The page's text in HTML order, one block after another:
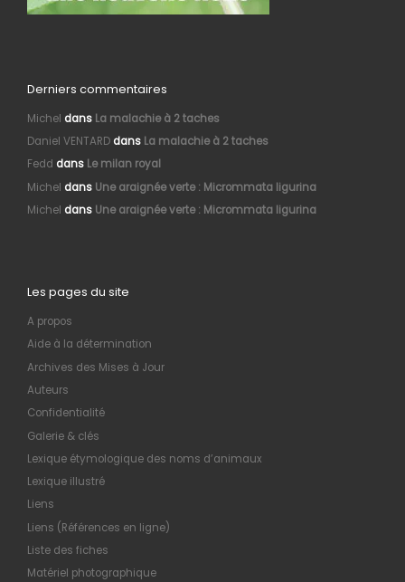
Derniers commentaires
Michel dans La malachie à 2 taches
Daniel VENTARDdans La malachie à 2 taches
Fedd dans Le milan royal
Michel dans Une araignée verte : Micrommata ligurina
Michel dans Une araignée verte : Micrommata ligurina
Les pages du site
A propos
Aide à la détermination
Archives des Mises à Jour
Auteurs
Confidentialité
Galerie & clés
Lexique étymologique des noms d’animaux
Lexique illustré
Liens
Liens (Références en ligne)
Liste des fiches
Matériel photographique